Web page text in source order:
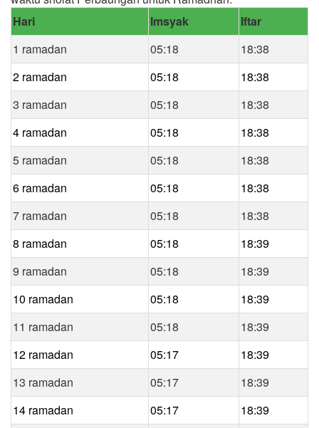
Hari
Imsyak
Iftar
1 ramadan
05:18
18:38
2 ramadan
05:18
18:38
3 ramadan
05:18
18:38
4 ramadan
05:18
18:38
5 ramadan
05:18
18:38
6 ramadan
05:18
18:38
7 ramadan
05:18
18:38
8 ramadan
05:18
18:39
9 ramadan
05:18
18:39
10 ramadan
05:18
18:39
11 ramadan
05:18
18:39
12 ramadan
05:17
18:39
13 ramadan
05:17
18:39
14 ramadan
05:17
18:39